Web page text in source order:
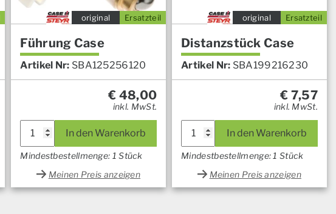
Ersatzteil
original
Führung Case
Artikel Nr: SBA125256120
€ 48,00
inkl. MwSt.
In den Warenkorb
Mindestbestellmenge: 1 Stück
Meinen Preis anzeigen
Ersatzteil
original
Distanzstück Case
Artikel Nr: SBA199216230
€ 7,57
inkl. MwSt.
In den Warenkorb
Mindestbestellmenge: 1 Stück
Meinen Preis anzeigen